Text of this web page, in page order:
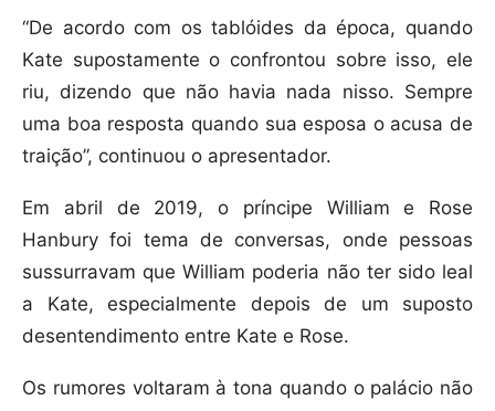
“De acordo com os tablóides da época, quando
Kate supostamente o confrontou sobre isso, ele
riu, dizendo que não havia nada nisso. Sempre
uma boa resposta quando sua esposa o acusa de
traição”, continuou o apresentador.
Em abril de 2019, o príncipe William e Rose
Hanbury foi tema de conversas, onde pessoas
sussurravam que William poderia não ter sido leal
a Kate, especialmente depois de um suposto
desentendimento entre Kate e Rose.
Os rumores voltaram à tona quando o palácio não